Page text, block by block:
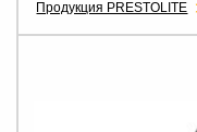
Продукция PRESTOLITE